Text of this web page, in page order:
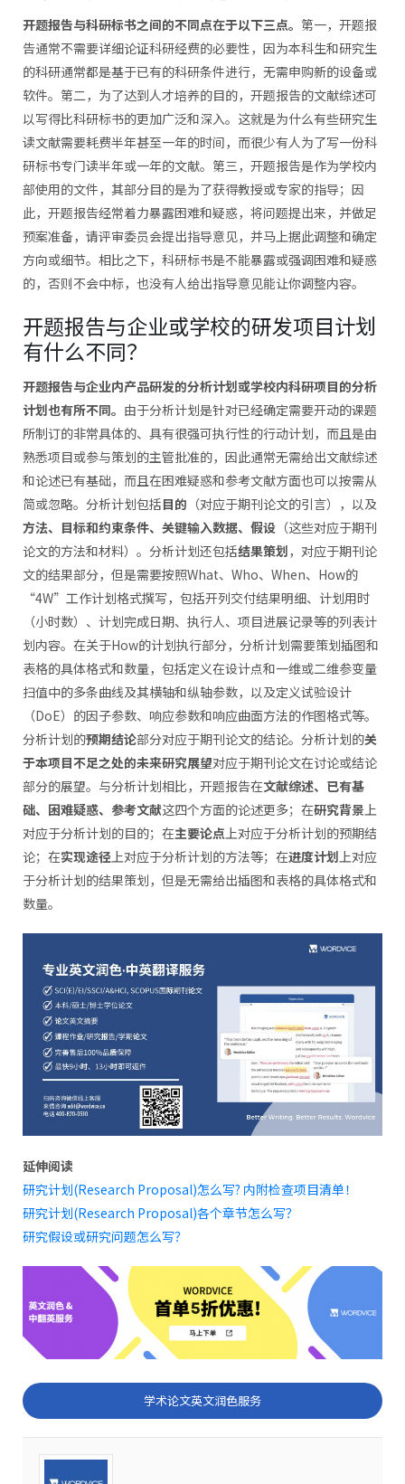
开题报告与科研标书之间的不同点在于以下三点。 第一，开题报
告通常不需要详细论证科研经费的必要性，因为本科生和研究生
的科研通常都是基于已有的科研条件进行，无需申购新的设备或
软件。第二，为了达到人才培养的目的，开题报告的文献综述可
以写得比科研标书的更加广泛和深入。这就是为什么有些研究生
读文献需要耗费半年甚至一年的时间，而很少有人为了写一份科
研标书专门读半年或一年的文献。第三，开题报告是作为学校内
部使用的文件，其部分目的是为了获得教授或专家的指导；因
此，开题报告经常着力暴露困难和疑惑，将问题提出来，并做足
预案准备，请评审委员会提出指导意见，并马上据此调整和确定
方向或细节。相比之下，科研标书是不能暴露或强调困难和疑惑
的，否则不会中标，也没有人给出指导意见能让你调整内容。
开题报告与企业或学校的研发项目计划
有什么不同？
开题报告与企业内产品研发的分析计划或学校内科研项目的分析
计划也有所不同。 由于分析计划是针对已经确定需要开动的课题
所制订的非常具体的、具有很强可执行性的行动计划，而且是由
熟悉项目或参与策划的主管批准的，因此通常无需给出文献综述
和论述已有基础，而且在困难疑惑和参考文献方面也可以按需从
简或忽略。分析计划包括目的 （对应于期刊论文的引言），以及
方法、目标和约束条件、关键输入数据、假设 （这些对应于期刊
论文的方法和材料）。分析计划还包括结果策划，对应于期刊论
文的结果部分，但是需要按照What、Who、When、How的
“4W”工作计划格式撰写，包括开列交付结果明细、计划用时
（小时数）、计划完成日期、执行人、项目进展记录等的列表计
划内容。在关于How的计划执行部分，分析计划需要策划插图和
表格的具体格式和数量，包括定义在设计点和一维或二维参变量
扫值中的多条曲线及其横轴和纵轴参数，以及定义试验设计
（DoE）的因子参数、响应参数和响应曲面方法的作图格式等。
分析计划的预期结论部分对应于期刊论文的结论。分析计划的关
于本项目不足之处的未来研究展望对应于期刊论文在讨论或结论
部分的展望。与分析计划相比，开题报告在文献综述、已有基
础、困难疑惑、参考文献这四个方面的论述更多；在研究背景上
对应于分析计划的目的；在主要论点上对应于分析计划的预期结
论；在实现途径上对应于分析计划的方法等；在进度计划上对应
于分析计划的结果策划，但是无需给出插图和表格的具体格式和
数量。
延伸阅读
研究计划(Research Proposal)怎么写? 内附检查项目清单！
研究计划(Research Proposal)各个章节怎么写？
研究假设或研究问题怎么写？
学术论文英文润色服务